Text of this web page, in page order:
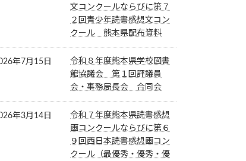
文コンクールならびに第７
２回青少年読書感想文コン
クール 熊本県配布資料
年7月15日
令和８年度熊本県学校図書
館協議会 第１回評議員
会・事務局長会 合同会
年3月14日
令和７年度熊本県読書感想
画コンクールならびに第６
９回西日本読書感想画コン
クール（最優秀・優秀・優